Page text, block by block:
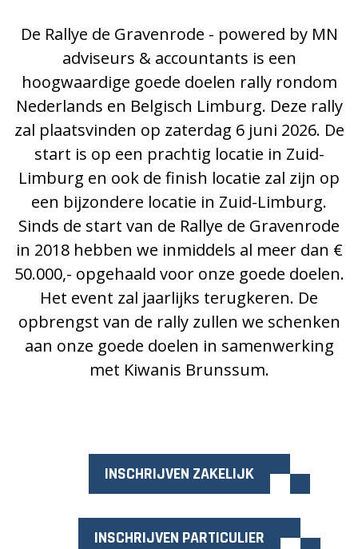
De Rallye de Gravenrode - powered by MN
adviseurs & accountants is een
hoogwaardige goede doelen rally rondom
Nederlands en Belgisch Limburg. Deze rally
zal plaatsvinden op zaterdag 6 juni 2026. De
start is op een prachtig locatie in Zuid-
Limburg en ook de finish locatie zal zijn op
een bijzondere locatie in Zuid-Limburg.
Sinds de start van de Rallye de Gravenrode
in 2018 hebben we inmiddels al meer dan €
50.000,- opgehaald voor onze goede doelen.
Het event zal jaarlijks terugkeren. De
opbrengst van de rally zullen we schenken
aan onze goede doelen in samenwerking
met Kiwanis Brunssum.
INSCHRIJVEN ZAKELIJK
INSCHRIJVEN PARTICULIER